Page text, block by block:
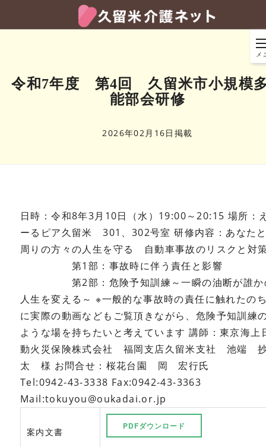
メ
令和7年度 第4回 久留米市小規模
能部会研修
2026年02月16日掲載
日時：令和8年3月10日（水）19:00～20:15 場所：
ーるピア久留米 301、302号室研修内容：あなた
周りの方々の人生を守る 自動車事故のリスクと対
第1部：事故時に伴う責任と影響
第2部：危険予知訓練～一瞬の油断が誰か
人生を変える～※一般的な事故時の責任に触れたの
に実際の動画などもご覧頂きながら、危険予知訓練
ような場を持ちたいと考えています 講師：東京海上
動火災保険株式会社 福岡支店久留米支社 池端
太 様 お問合せ：桜花台園 岡 宏行氏
Tel:0942-43-3338 Fax:0942-43-3363
Mail:tokuyou@oukadai.or.jp
案内文書
PDFダウンロード